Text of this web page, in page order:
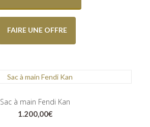
FAIRE UNE OFFRE
Sac à main Fendi Kan
1.200,00€